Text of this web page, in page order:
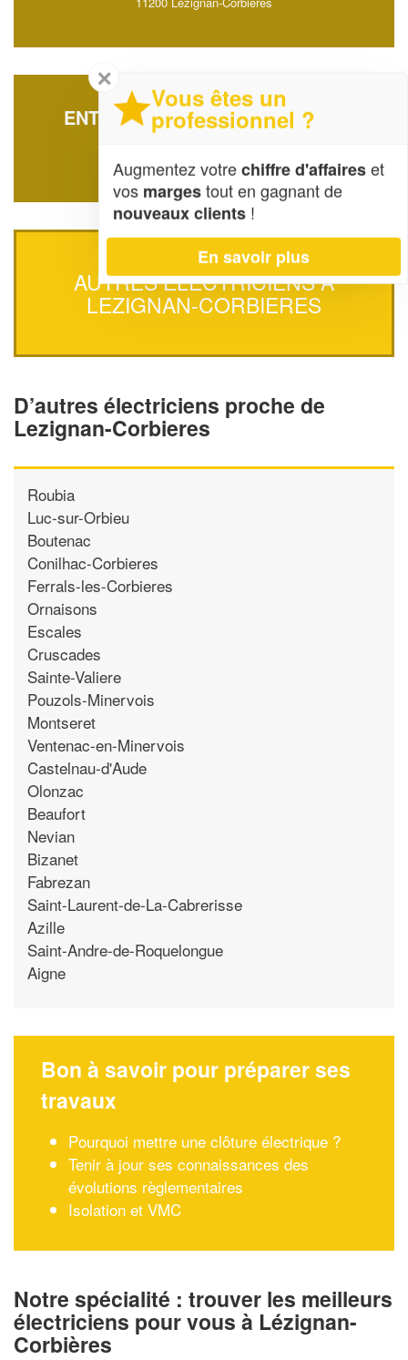
ENTREPRISE CARMIER ROMAIN
AUTRES ÉLECTRICIENS À
LEZIGNAN-CORBIERES
D’autres électriciens proche de
Lezignan-Corbieres
Roubia
Luc-sur-Orbieu
Boutenac
Conilhac-Corbieres
Ferrals-les-Corbieres
Ornaisons
Escales
Cruscades
Sainte-Valiere
Pouzols-Minervois
Montseret
Ventenac-en-Minervois
Castelnau-d'Aude
Olonzac
Beaufort
Nevian
Bizanet
Fabrezan
Saint-Laurent-de-La-Cabrerisse
Azille
Saint-Andre-de-Roquelongue
Aigne
Bon à savoir pour préparer ses
travaux
Pourquoi mettre une clôture électrique ?
Tenir à jour ses connaissances des
évolutions règlementaires
Isolation et VMC
Notre spécialité : trouver les meilleurs
électriciens pour vous à Lézignan-
Corbières
✕
Vous êtes un
professionnel ?
Augmentez votrechiffre d'affaireset
vos margestout en gagnant de
nouveaux clients !
En savoir plus